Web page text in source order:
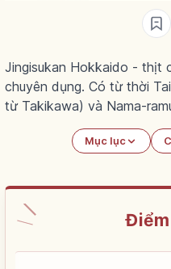
Jingisukan Hokkaido - thịt
chuyên dụng. Có từ thời
từ Takikawa) và Nama-
Mục lục